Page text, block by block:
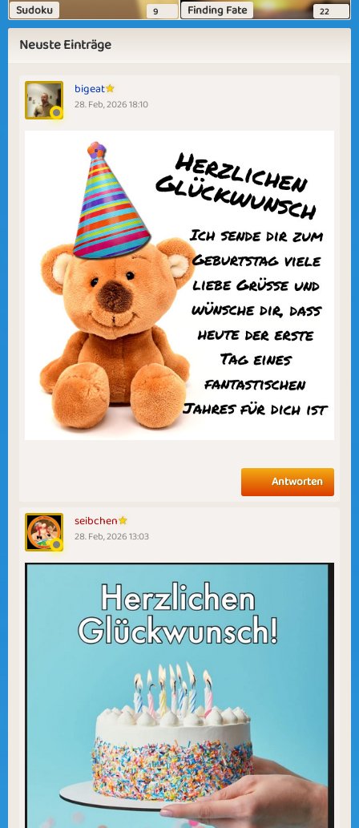
Sudoku 9 Finding Fate 22
Neuste Einträge
bigeat
28. Feb, 2026 18:10
Antworten
seibchen
28. Feb, 2026 13:03